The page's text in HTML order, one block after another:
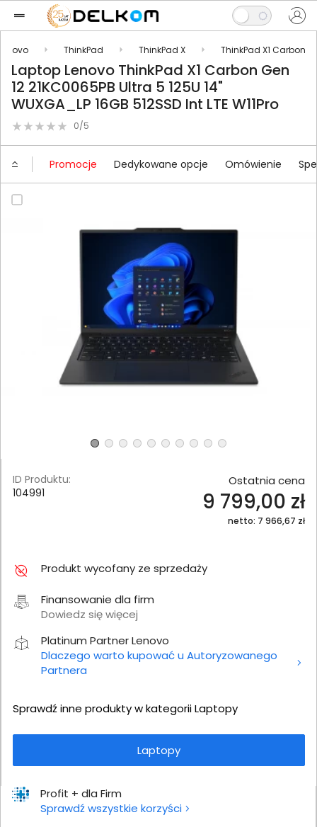
ThinkPad ThinkPad X ThinkPad X1 Carbon
Laptop Lenovo ThinkPad X1 Carbon Gen
12 21KC0065PB Ultra 5 125U 14"
WUXGA_LP 16GB 512SSD Int LTE W11Pro
0/5
Promocje Dedykowane opcje Omówienie
Profit + dla Firm
Sprawdź wszystkie korzyści
ID Produktu:
104991
Ostatnia cena
9 799,00 zł
netto: 7 966,67 zł
Produkt wycofany ze sprzedaży
Finansowanie dla firm
Dowiedz się więcej
Platinum Partner Lenovo
Dlaczego warto kupować u Autoryzowanego
Partnera
Sprawdź inne produkty w kategorii Laptopy
Laptopy